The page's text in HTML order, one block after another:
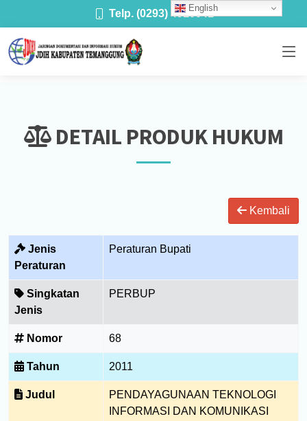
English
Telp. (0293) 4910041
DETAIL PRODUK HUKUM
Kembali
Jenis
Peraturan
Peraturan Bupati
Singkatan
Jenis
PERBUP
Nomor 68
Tahun 2011
Judul
PENDAYAGUNAAN TEKNOLOGI
INFORMASI DAN KOMUNIKASI